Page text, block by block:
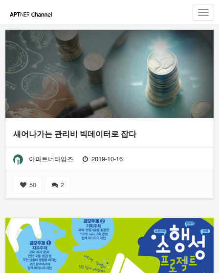
새어나가는 관리비 빅데이터로 잡다
아파트너타임즈 2019-10-16
50 2